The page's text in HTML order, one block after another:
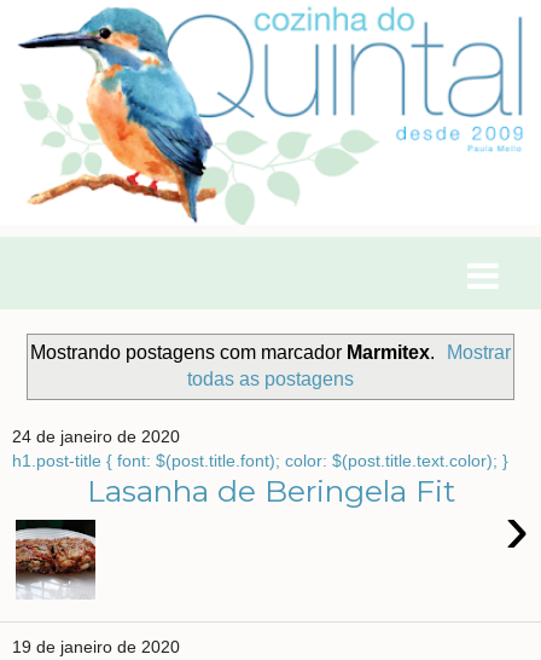
Mostrando postagens com marcador Marmitex.
Mostrar
todas as postagens
24 de janeiro de 2020
h1.post-title { font: $(post.title.font); color: $(post.title.text.color); }
Lasanha de Beringela Fit ›
19 de janeiro de 2020